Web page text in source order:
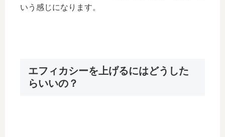
いう感じになります。
エフィカシーを上げるにはどうした
らいいの？